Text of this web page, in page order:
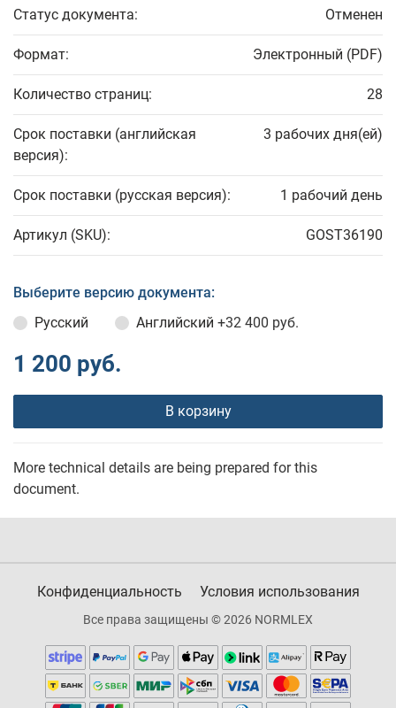
Статус документа: Отменен
Формат: Электронный (PDF)
Количество страниц: 28
Срок поставки (английская
версия):
3 рабочих дня(ей)
Срок поставки (русская версия): 1 рабочий день
Артикул (SKU): GOST36190
Выберите версию документа:
Русский
Английский +32 400 руб.
1 200 руб.
В корзину
More technical details are being prepared for this
document.
Конфиденциальность Условия использования
Все права защищены © 2026 NORMLEX